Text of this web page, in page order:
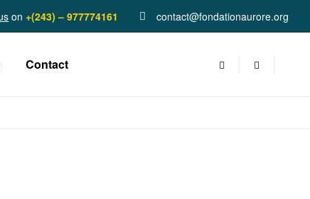
on+(243) – 977774161 contact@fondationaurore.org
Contact